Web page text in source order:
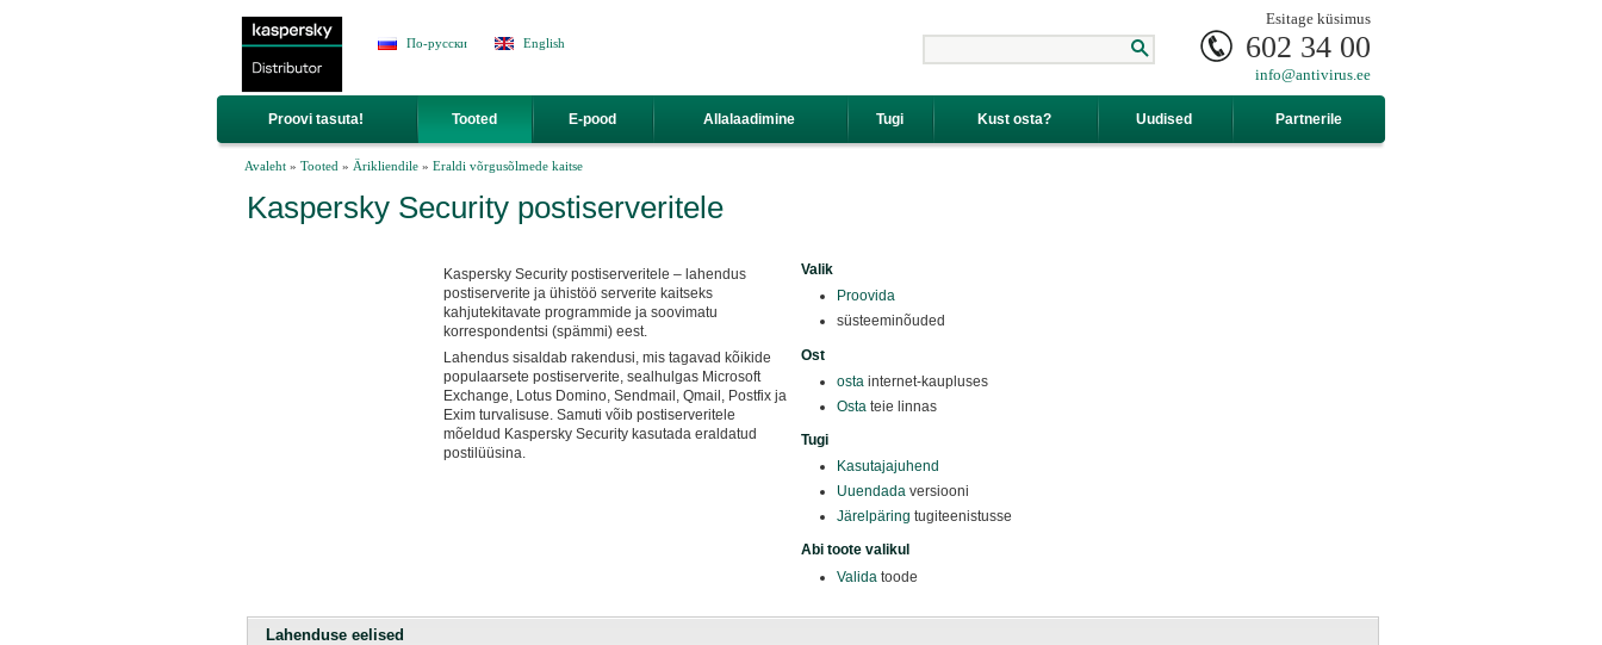
По-русски English
Esitage küsimus
602 34 00
info@antivirus.ee
Proovi tasuta! Tooted E-pood Allalaadimine Tugi Kust osta? Uudised Partnerile
Sa oled siin
Avaleht » Tooted » Ärikliendile » Eraldi võrgusõlmede kaitse
Kaspersky Security postiserveritele
Kaspersky Security postiserveritele – lahendus
postiserverite ja ühistöö serverite kaitseks
kahjutekitavate programmide ja soovimatu
korrespondentsi (spämmi) eest.
Lahendus sisaldab rakendusi, mis tagavad kõikide
populaarsete postiserverite, sealhulgas Microsoft
Exchange, Lotus Domino, Sendmail, Qmail, Postfix ja
Exim turvalisuse. Samuti võib postiserveritele
mõeldud Kaspersky Security kasutada eraldatud
postilüüsina.
Valik
Proovida
süsteeminõuded
Ost
osta internet-kaupluses
Osta teie linnas
Tugi
Kasutajajuhend
Uuendada versiooni
Järelpäring tugiteenistusse
Abi toote valikul
Valida toode
Lahenduse eelised